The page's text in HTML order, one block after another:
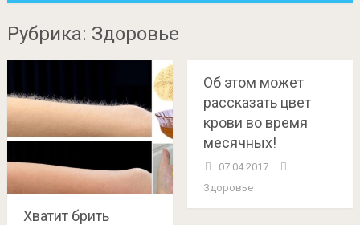
Рубрика: Здоровье
Хватит брить
Об этом может
рассказать цвет
крови во время
месячных!
07.04.2017
Здоровье